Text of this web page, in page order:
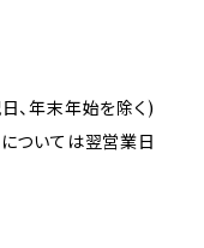
、年末年始を除く)
ついては翌営業日